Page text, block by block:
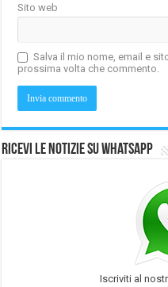
Sito web
Salva il mio nome, email e
prossima volta che commento.
Ricevi le notizie su Whatsapp
Iscriviti al